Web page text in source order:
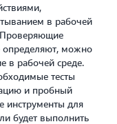
в рабочей
Проверяющие
определяют, можно
в рабочей среде.
тесты
и пробный
инструменты для
будет выполнить